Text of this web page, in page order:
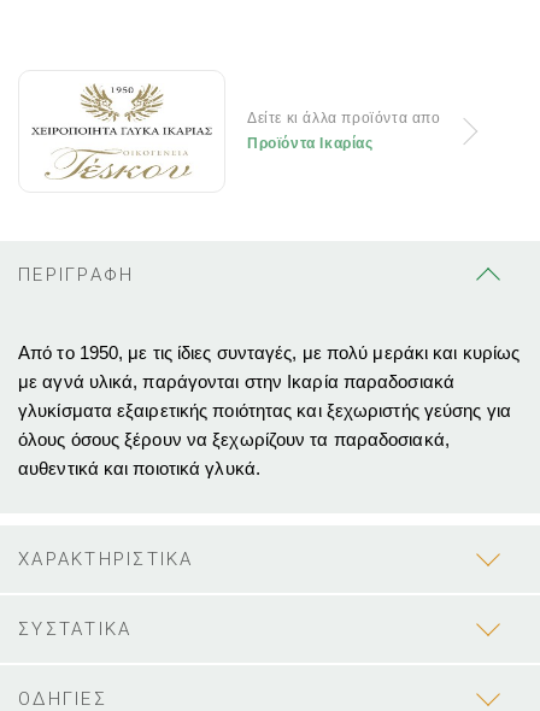
Δείτε κι άλλα προϊόντα απο
Προϊόντα Ικαρίας
ΠΕΡΙΓΡΑΦΗ
Από το 1950, με τις ίδιες συνταγές, με πολύ μεράκι και κυρίως
με αγνά υλικά, παράγονται στην Ικαρία παραδοσιακά
γλυκίσματα εξαιρετικής ποιότητας και ξεχωριστής γεύσης για
όλους όσους ξέρουν να ξεχωρίζουν τα παραδοσιακά,
αυθεντικά και ποιοτικά γλυκά.
ΧΑΡΑΚΤΗΡΙΣΤΙΚΑ
ΣΥΣΤΑΤΙΚΑ
ΟΔΗΓΙΕΣ